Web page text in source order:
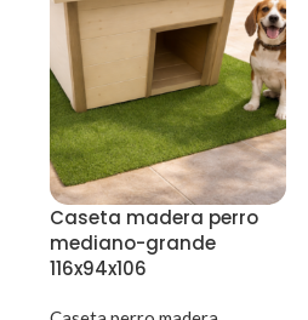
Caseta madera perro
mediano-grande
116x94x106